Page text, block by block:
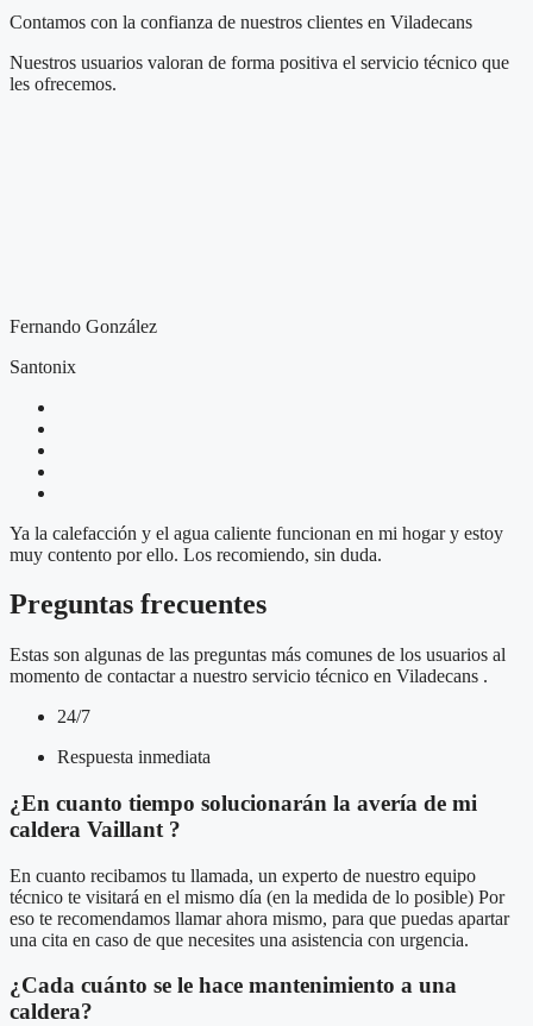
Contamos con la confianza de nuestros clientes en Viladecans
Nuestros usuarios valoran de forma positiva el servicio técnico que
les ofrecemos.
Fernando González
Santonix
Ya la calefacción y el agua caliente funcionan en mi hogar y estoy
muy contento por ello. Los recomiendo, sin duda.
Preguntas frecuentes
Estas son algunas de las preguntas más comunes de los usuarios al
momento de contactar a nuestro servicio técnico en Viladecans .
24/7
Respuesta inmediata
¿En cuanto tiempo solucionarán la avería de mi
caldera Vaillant ?
En cuanto recibamos tu llamada, un experto de nuestro equipo
técnico te visitará en el mismo día (en la medida de lo posible) Por
eso te recomendamos llamar ahora mismo, para que puedas apartar
una cita en caso de que necesites una asistencia con urgencia.
¿Cada cuánto se le hace mantenimiento a una
caldera?